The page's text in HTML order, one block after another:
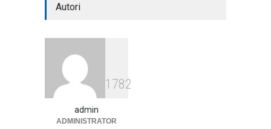
arrivano i pagamenti PAC, la
Autori
1782
admin
ADMINISTRATOR